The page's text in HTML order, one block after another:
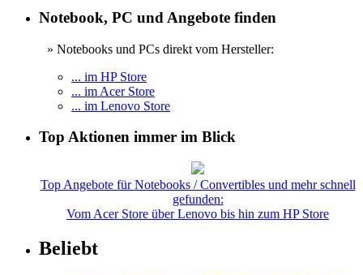
Notebook, PC und Angebote finden
» Notebooks und PCs direkt vom Hersteller:
... im HP Store
... im Acer Store
... im Lenovo Store
Top Aktionen immer im Blick
Top Angebote für Notebooks / Convertibles und mehr schnell
gefunden:
Vom Acer Store über Lenovo bis hin zum HP Store
Beliebt